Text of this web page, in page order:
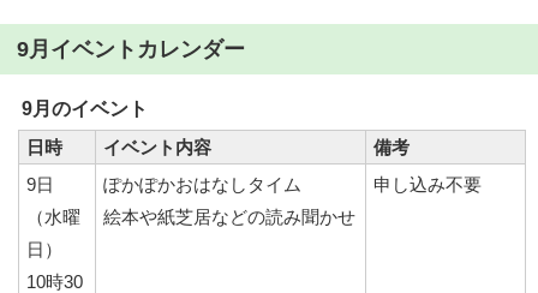
9月イベントカレンダー
9月のイベント
日時
イベント内容
備考
9日
（水曜
日）
10時30
ぽかぽかおはなしタイム
絵本や紙芝居などの読み聞かせ
申し込み不要